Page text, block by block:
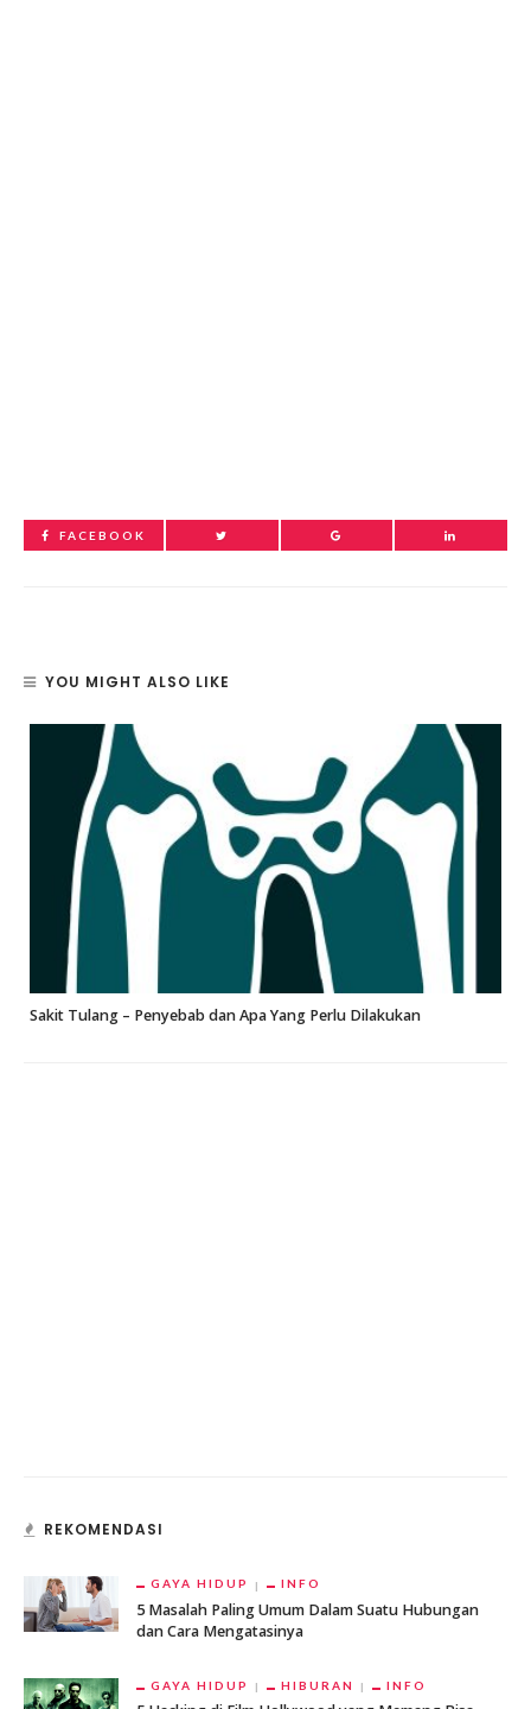
FACEBOOK
YOU MIGHT ALSO LIKE
Sakit Tulang – Penyebab dan Apa Yang Perlu Dilakukan
REKOMENDASI
GAYA HIDUP INFO
5 Masalah Paling Umum Dalam Suatu Hubungan
dan Cara Mengatasinya
GAYA HIDUP HIBURAN INFO